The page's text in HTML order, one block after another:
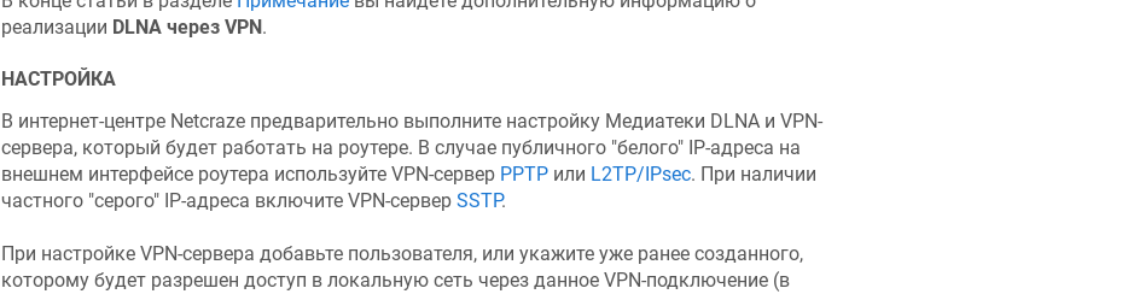
реализации DLNA через VPN .
НАСТРОЙКА
В интернет-центре Netcrazeпредварительно выполните настройку Медиатеки DLNA и VPN-
сервера, который будет работать на роутере. В случае публичного "белого" IP-адреса на
внешнем интерфейсе роутера используйте VPN-сервер PPTPили L2TP/IPsec. При наличии
частного "серого" IP-адреса включите VPN-сервер SSTP.
При настройке VPN-сервера добавьте пользователя, или укажите уже ранее созданного,
которому будет разрешен доступ в локальную сеть через данное VPN-подключение (в